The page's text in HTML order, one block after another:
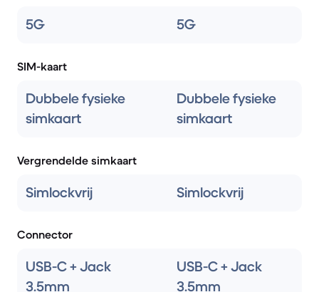
5G 5G
SIM-kaart
Dubbele fysieke
simkaart
Dubbele fysieke
simkaart
Vergrendelde simkaart
Simlockvrij Simlockvrij
Connector
USB-C + Jack
3.5mm
USB-C + Jack
3.5mm